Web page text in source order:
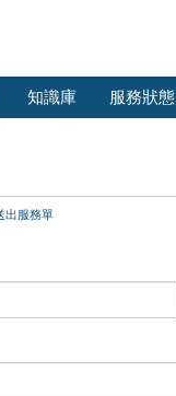
知識庫 服務狀態
出服務單